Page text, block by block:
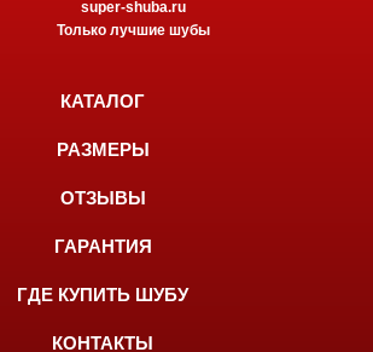
super-shuba.ru
Только лучшие шубы
КАТАЛОГ
РАЗМЕРЫ
ОТЗЫВЫ
ГАРАНТИЯ
ГДЕ КУПИТЬ ШУБУ
КОНТАКТЫ